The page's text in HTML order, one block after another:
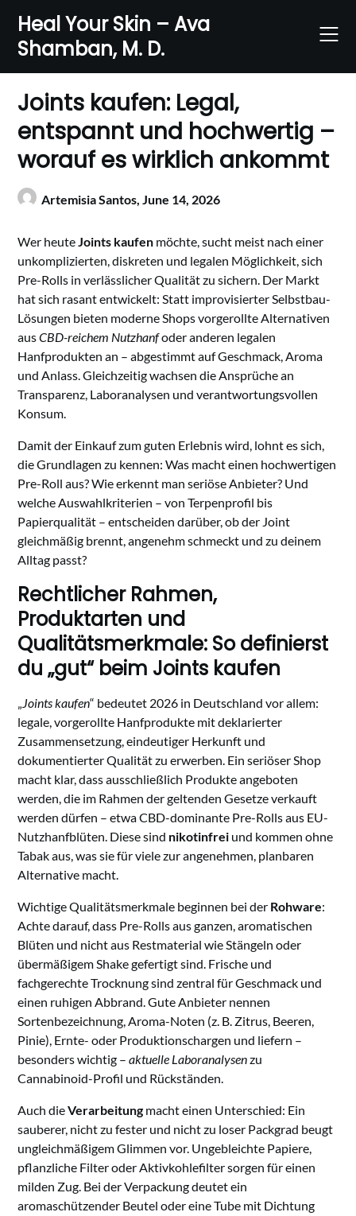
content
Heal Your Skin – Ava
Shamban, M. D.
Joints kaufen: Legal,
entspannt und hochwertig –
worauf es wirklich ankommt
Artemisia Santos,June 14, 2026
Wer heuteJoints kaufen möchte, sucht meist nach einer
unkomplizierten, diskreten und legalen Möglichkeit, sich
Pre-Rolls in verlässlicher Qualität zu sichern. Der Markt
hat sich rasant entwickelt: Statt improvisierter Selbstbau-
Lösungen bieten moderne Shops vorgerollte Alternativen
ausCBD-reichem Nutzhanfoder anderen legalen
Hanfprodukten an – abgestimmt auf Geschmack, Aroma
und Anlass. Gleichzeitig wachsen die Ansprüche an
Transparenz, Laboranalysen und verantwortungsvollen
Konsum.
Damit der Einkauf zum guten Erlebnis wird, lohnt es sich,
die Grundlagen zu kennen: Was macht einen hochwertigen
Pre-Roll aus? Wie erkennt man seriöse Anbieter? Und
welche Auswahlkriterien – von Terpenprofil bis
Papierqualität – entscheiden darüber, ob der Joint
gleichmäßig brennt, angenehm schmeckt und zu deinem
Alltag passt?
Rechtlicher Rahmen,
Produktarten und
Qualitätsmerkmale: So definierst
du „gut“ beim Joints kaufen
„Joints kaufen“ bedeutet 2026 in Deutschland vor allem:
legale, vorgerollte Hanfprodukte mit deklarierter
Zusammensetzung, eindeutiger Herkunft und
dokumentierter Qualität zu erwerben. Ein seriöser Shop
macht klar, dass ausschließlich Produkte angeboten
werden, die im Rahmen der geltenden Gesetze verkauft
werden dürfen – etwa CBD-dominante Pre-Rolls aus EU-
Nutzhanfblüten. Diese sind nikotinfrei und kommen ohne
Tabak aus, was sie für viele zur angenehmen, planbaren
Alternative macht.
Wichtige Qualitätsmerkmale beginnen bei der Rohware:
Achte darauf, dass Pre-Rolls aus ganzen, aromatischen
Blüten und nicht aus Restmaterial wie Stängeln oder
übermäßigem Shake gefertigt sind. Frische und
fachgerechte Trocknung sind zentral für Geschmack und
einen ruhigen Abbrand. Gute Anbieter nennen
Sortenbezeichnung, Aroma-Noten (z. B. Zitrus, Beeren,
Pinie), Ernte- oder Produktionschargen und liefern –
besonders wichtig –aktuelle Laboranalysenzu
Cannabinoid-Profil und Rückständen.
Auch dieVerarbeitung macht einen Unterschied: Ein
sauberer, nicht zu fester und nicht zu loser Packgrad beugt
ungleichmäßigem Glimmen vor. Ungebleichte Papiere,
pflanzliche Filter oder Aktivkohlefilter sorgen für einen
milden Zug. Bei der Verpackung deutet ein
aromaschützender Beutel oder eine Tube mit Dichtung